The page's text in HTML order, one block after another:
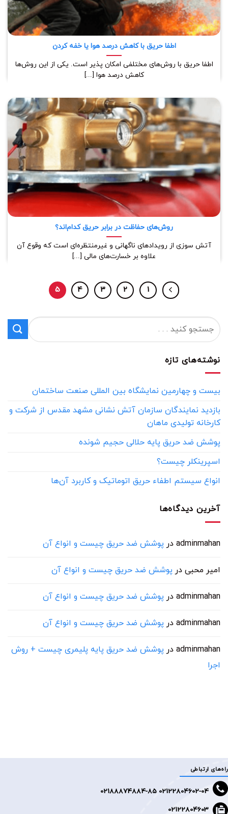
نوشته‌های تازه
بیست و چهارمین نمایشگاه بین المللی صنعت ساختمان
بازدید نمایندگان سازمان آتش نشانی مشهد مقدس از شرکت و
کارخانه تولیدی ماهان
پوشش ضد حریق پایه حلالی حجیم شونده
اسپرینکلر چیست؟
انواع سیستم اطفاء حریق اتوماتیک و کاربرد آن‌ها
آخرین دیدگاه‌ها
adminmahan در پوشش ضد حریق چیست و انواع آن
امیر محبی در پوشش ضد حریق چیست و انواع آن
adminmahan در پوشش ضد حریق چیست و انواع آن
adminmahan در پوشش ضد حریق چیست و انواع آن
adminmahan در پوشش ضد حریق پایه پلیمری چیست + روش
اجرا
اطفا حریق با کاهش درصد هوا یا خفه کردن
اطفا حریق با روش‌های مختلفی امکان پذیر است. یکی از این روش‌ها
کاهش درصد هوا [...]
روش‌های حفاظت در برابر حریق کدام‌اند؟
آتش سوزی از رویدادهای ناگهانی و غیرمنتظره‌ای است که وقوع آن
علاوه بر خسارت‌های مالی [...]
1
2
3
4
5
راه‌های ارتباطی
02122804602-04 0
2188874884-85
02122804603